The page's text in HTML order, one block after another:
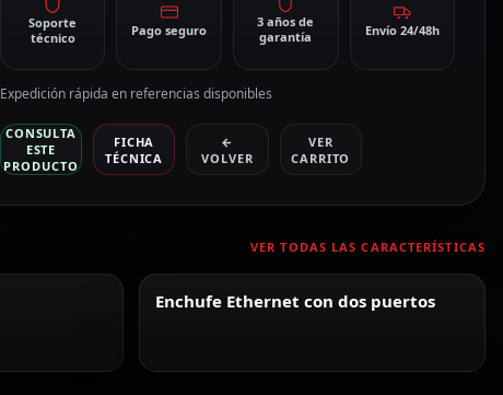
Soporte
técnico
Pago seguro
3 años de
garantía
Envío 24/48h
Expedición rápida en referencias disponibles
CONSULTA
ESTE
PRODUCTO
FICHA
TÉCNICA
←
VOLVER
VER
CARRITO
VER TODAS LAS CARACTERÍSTICAS
Enchufe Ethernet con dos puertos